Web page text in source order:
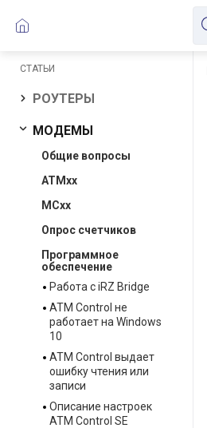
СТАТЬИ
РОУТЕРЫ
МОДЕМЫ
Общие вопросы
ATMxx
MCxx
Опрос счетчиков
Программное
обеспечение
Работа с iRZ Bridge
ATM Control не
работает на Windows
10
ATM Control выдает
ошибку чтения или
записи
Описание настроек
ATM Control SE